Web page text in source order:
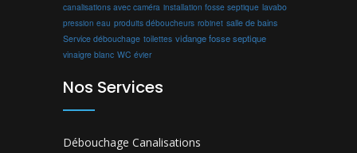
canalisations avec caméra installation fosse septique lavabo
pression eau produits déboucheurs robinet salle de bains
Service débouchage toilettes vidange fosse septique
vinaigre blanc WC évier
Nos Services
Débouchage Canalisations